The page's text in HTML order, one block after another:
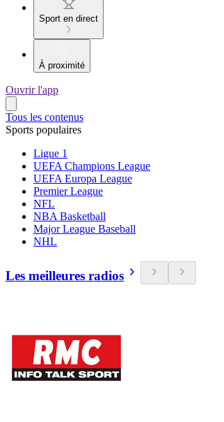
Sport en direct
À proximité
Ouvrir l'app
Tous les contenus
Sports populaires
Ligue 1
UEFA Champions League
UEFA Europa League
Premier League
NFL
NBA Basketball
Major League Baseball
NHL
Les meilleures radios